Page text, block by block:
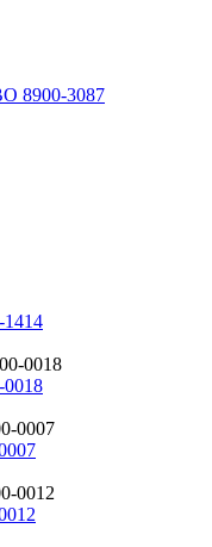
8900-3087
1414
0018